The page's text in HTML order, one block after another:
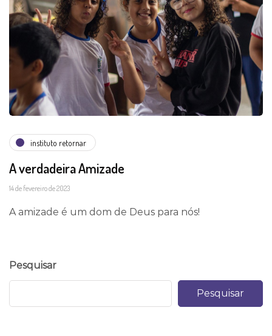
instituto retornar
A verdadeira Amizade
14 de fevereiro de 2023
A amizade é um dom de Deus para nós!
Pesquisar
Pesquisar